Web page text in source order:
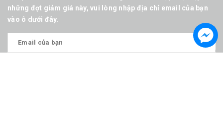
những đợt giảm giá này, vui lòng nhập địa chỉ email của bạn
vào ô dưới đây.